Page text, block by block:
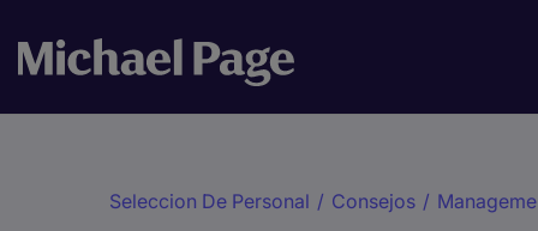
Seleccion De Personal / Consejos /